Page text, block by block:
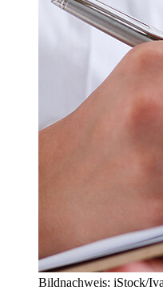
Bildnachweis: iStock/